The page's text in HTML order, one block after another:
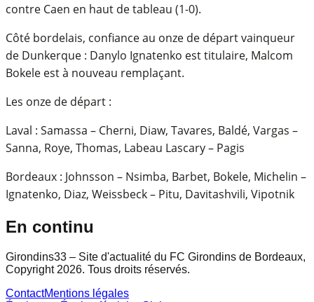
contre Caen en haut de tableau (1-0).
Côté bordelais, confiance au onze de départ vainqueur
de Dunkerque : Danylo Ignatenko est titulaire, Malcom
Bokele est à nouveau remplaçant.
Les onze de départ :
Laval : Samassa – Cherni, Diaw, Tavares, Baldé, Vargas –
Sanna, Roye, Thomas, Labeau Lascary – Pagis
Bordeaux : Johnsson – Nsimba, Barbet, Bokele, Michelin –
Ignatenko, Diaz, Weissbeck – Pitu, Davitashvili, Vipotnik
En continu
Girondins33 – Site d'actualité du FC Girondins de Bordeaux,
Copyright 2026. Tous droits réservés.
ContactMentions légales